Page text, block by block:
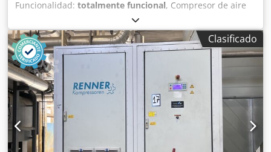
Funcionalidad: totalmente funcional, Compresor de aire
industrial Atlas Copco ZA5 VSD, con tecnología de
velocidad variable (VSD) y producción de aire totalmente
exento de aceite, certificado ISO 8573-1 Clase 0. Datos
técnicos: • Fabricante: Atlas Copco • Modelo: ZA5 VSD • Año
de fabricación: 2019 Csdpfjznaxaox Amrerf • Potencia
nominal total: 250 kW • Presión máxima de trabajo: 4 bar(e)
• Velocidad de rotación: 1.879 rpm • Peso bruto: 5.662 kg •
Tecnología: accionamiento de velocidad variable (VSD) •
Calidad del aire: exento de aceite, ISO 8573-1 Clase 0 •
Fabricado en Bélgica • Variador de frecuencia WEG •
Número de serie APF239403
Clasificado